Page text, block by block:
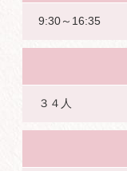
9:30～16:35
３４人